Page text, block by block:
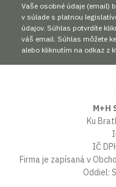
Vaše osobné údaje (email)
v súlade s platnou
údajov. Súhlas potvrdíte
váš email. Súhlas môžete
alebo kliknutím na odkaz z
M+H
Ku
IČ
Firma je zapísaná v
Oddiel: